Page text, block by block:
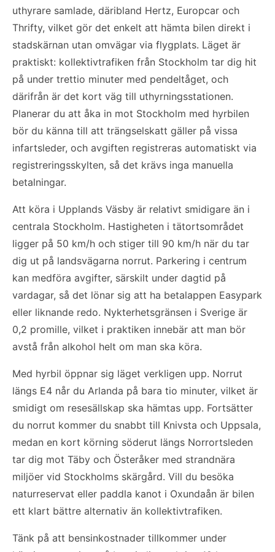
uthyrare samlade, däribland Hertz, Europcar och
Thrifty, vilket gör det enkelt att hämta bilen direkt i
stadskärnan utan omvägar via flygplats. Läget är
praktiskt: kollektivtrafiken från Stockholm tar dig hit
på under trettio minuter med pendeltåget, och
därifrån är det kort väg till uthyrningsstationen.
Planerar du att åka in mot Stockholm med hyrbilen
bör du känna till att trängselskatt gäller på vissa
infartsleder, och avgiften registreras automatiskt via
registreringsskylten, så det krävs inga manuella
betalningar.
Att köra i Upplands Väsby är relativt smidigare än i
centrala Stockholm. Hastigheten i tätortsområdet
ligger på 50 km/h och stiger till 90 km/h när du tar
dig ut på landsvägarna norrut. Parkering i centrum
kan medföra avgifter, särskilt under dagtid på
vardagar, så det lönar sig att ha betalappen Easypark
eller liknande redo. Nykterhetsgränsen i Sverige är
0,2 promille, vilket i praktiken innebär att man bör
avstå från alkohol helt om man ska köra.
Med hyrbil öppnar sig läget verkligen upp. Norrut
längs E4 når du Arlanda på bara tio minuter, vilket är
smidigt om resesällskap ska hämtas upp. Fortsätter
du norrut kommer du snabbt till Knivsta och Uppsala,
medan en kort körning söderut längs Norrortsleden
tar dig mot Täby och Österåker med strandnära
miljöer vid Stockholms skärgård. Vill du besöka
naturreservat eller paddla kanot i Oxundaån är bilen
ett klart bättre alternativ än kollektivtrafiken.
Tänk på att bensinkostnader tillkommer under